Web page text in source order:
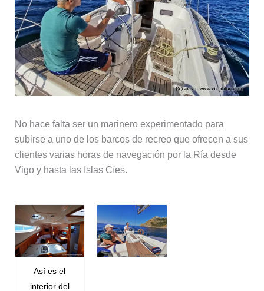
No hace falta ser un marinero experimentado para
subirse a uno de los barcos de recreo que ofrecen a sus
clientes varias horas de navegación por la Ría desde
Vigo y hasta las Islas Cíes.
Así es el
interior del